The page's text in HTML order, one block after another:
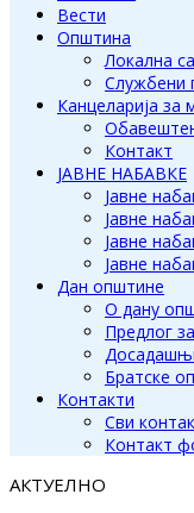
Вести
Општина
Локална
Службени
Канцеларија за
Контакт
ЈАВНЕ НАБАВКЕ
Јавне
Јавне
Јавне
Јавне
Дан општине
О дану
Предлог
Братске
Контакти
Сви
Контакт
АКТУЕЛНО